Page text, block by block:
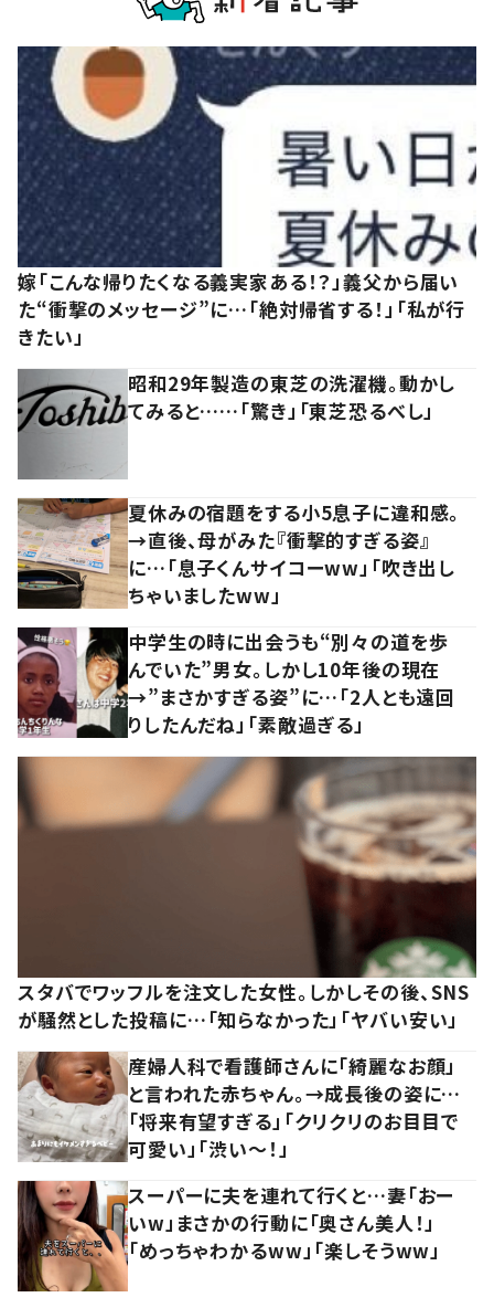
嫁「こんな帰りたくなる義実家ある！？」義父から届い
た“衝撃のメッセージ”に…「絶対帰省する！」「私が行
きたい」
昭和29年製造の東芝の洗濯機。動かし
てみると……「驚き」「東芝恐るべし」
夏休みの宿題をする小5息子に違和感。
→直後、母がみた『衝撃的すぎる姿』
に…「息子くんサイコーww」「吹き出し
ちゃいましたww」
中学生の時に出会うも“別々の道を歩
んでいた”男女。しかし10年後の現在
→”まさかすぎる姿”に…「2人とも遠回
りしたんだね」「素敵過ぎる」
スタバでワッフルを注文した女性。しかしその後、SNS
が騒然とした投稿に…「知らなかった」「ヤバい安い」
産婦人科で看護師さんに「綺麗なお顔」
と言われた赤ちゃん。→成長後の姿に…
「将来有望すぎる」「クリクリのお目目で
可愛い」「渋い～！」
スーパーに夫を連れて行くと…妻「おー
いw」まさかの行動に「奥さん美人！」
「めっちゃわかるww」「楽しそうww」